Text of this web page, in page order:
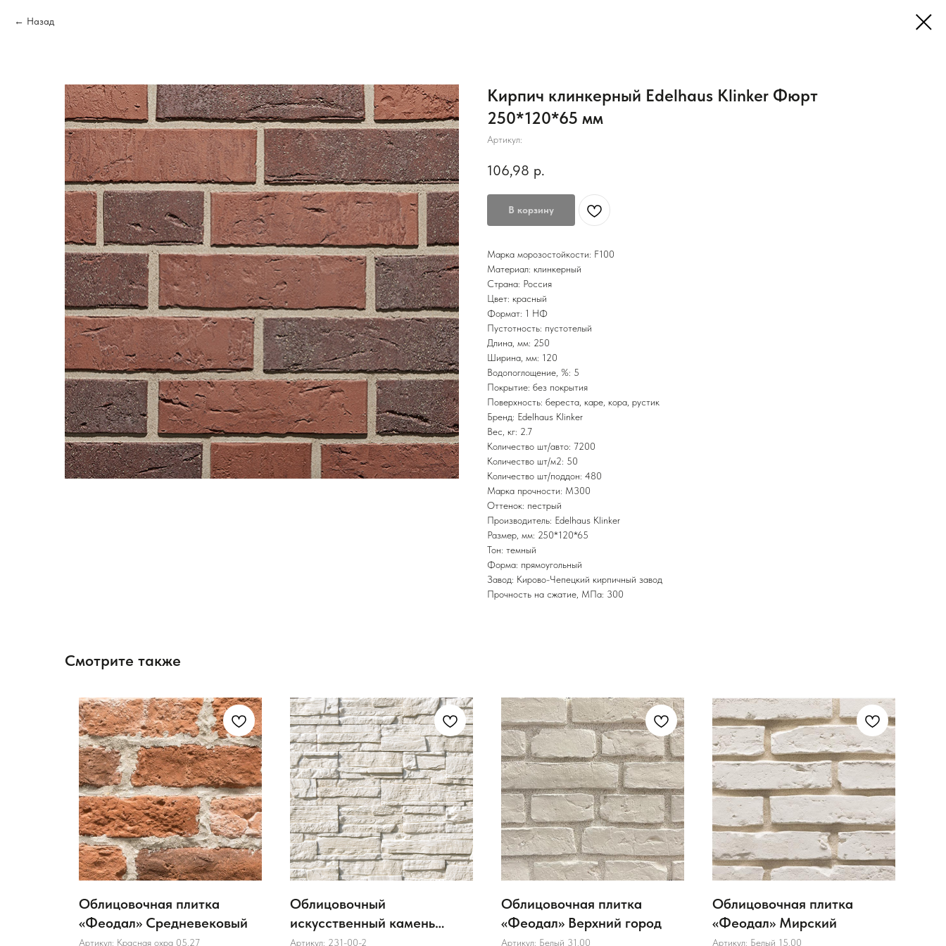
Назад
Кирпич клинкерный Edelhaus Klinker Фюрт
250*120*65 мм
Артикул:
106,98 р.
В корзину
Марка морозостойкости: F100
Материал: клинкерный
Страна: Россия
Цвет: красный
Формат: 1 НФ
Пустотность: пустотелый
Длина, мм: 250
Ширина, мм: 120
Водопоглощение, %: 5
Покрытие: без покрытия
Поверхность: береста, каре, кора, рустик
Бренд: Edelhaus Klinker
Вес, кг: 2.7
Количество шт/авто: 7200
Количество шт/м2: 50
Количество шт/поддон: 480
Марка прочности: М300
Оттенок: пестрый
Производитель: Edelhaus Klinker
Размер, мм: 250*120*65
Тон: темный
Форма: прямоугольный
Завод: Кирово-Чепецкий кирпичный завод
Прочность на сжатие, МПа: 300
Смотрите также
Облицовочная плитка
«Феодал» Средневековый
Артикул: Красная охра 05.27
Облицовочный
искусственный камень
White Hills Каскад Рейндж
Артикул: 231-00-2
Облицовочная плитка
«Феодал» Верхний город
Артикул: Белый 31.00
Облицовочная плитка
«Феодал» Мирский
Артикул: Белый 15.00